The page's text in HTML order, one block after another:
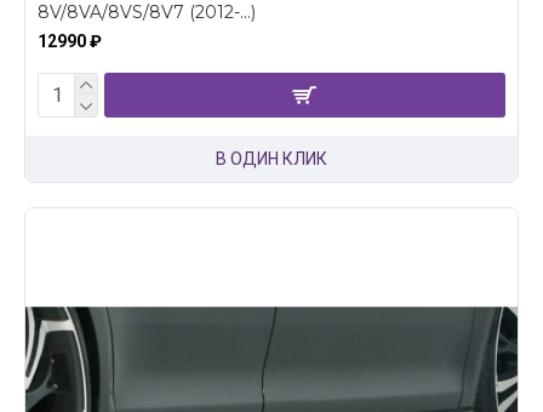
8V/8VA/8VS/8V7 (2012-...)
12990 ₽
В ОДИН КЛИК